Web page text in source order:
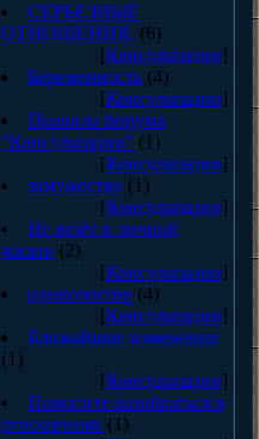
СЕРЬЕЗНЫЕ
ОТНОШЕНИЯ. (6)
[Консультации]
Беременность (4)
[Консультации]
Правила форума
"Консультации" (1)
[Консультации]
замужество (1)
[Консультации]
Не везёт в личной
жизни (2)
[Консультации]
одиночество (4)
[Консультации]
Ближайшие изменения
(1)
[Консультации]
Помогите разобраться в
отношениях (1)